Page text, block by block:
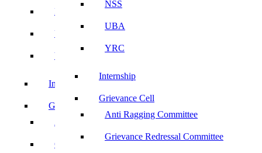
NSS
UBA
YRC
Internship
Grievance Cell
Anti Ragging Committee
Grievance Redressal Committee
NSS
UBA
YRC
Internship
Grievance Cell
Anti Ragging Committee
Grievance Redressal Committee